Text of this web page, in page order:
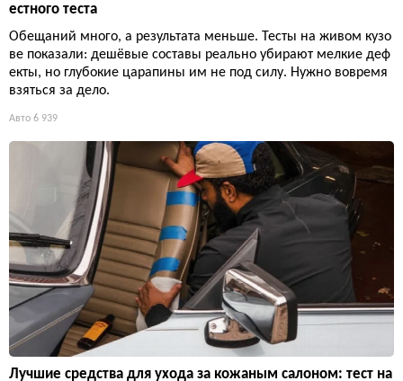
естного теста
Обещаний много, а результата меньше. Тесты на живом кузо
ве показали: дешёвые составы реально убирают мелкие деф
екты, но глубокие царапины им не под силу. Нужно вовремя
взяться за дело.
Авто 6 939
Лучшие средства для ухода за кожаным салоном: тест на